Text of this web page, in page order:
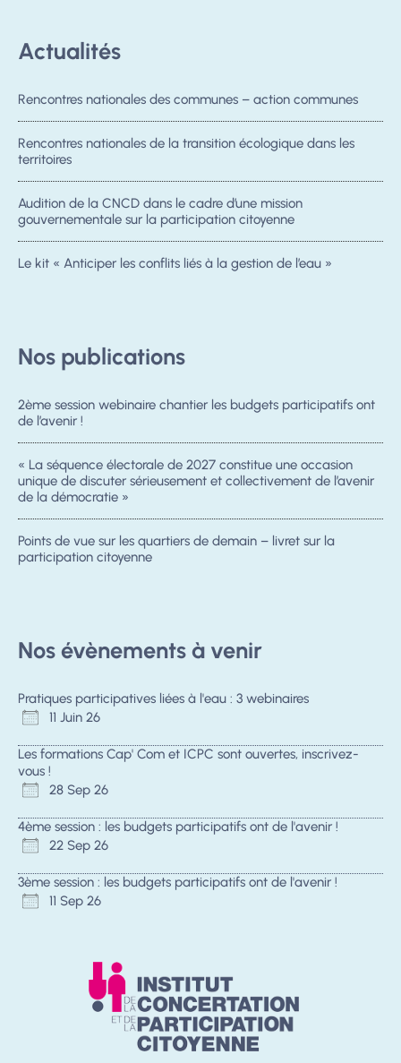
Actualités
Rencontres nationales des communes – action communes
Rencontres nationales de la transition écologique dans les
territoires
Audition de la CNCD dans le cadre d’une mission
gouvernementale sur la participation citoyenne
Le kit « Anticiper les conflits liés à la gestion de l’eau »
Nos publications
2ème session webinaire chantier les budgets participatifs ont
de l’avenir !
« La séquence électorale de 2027 constitue une occasion
unique de discuter sérieusement et collectivement de l’avenir
de la démocratie »
Points de vue sur les quartiers de demain – livret sur la
participation citoyenne
Nos évènements à venir
Pratiques participatives liées à l'eau : 3 webinaires
11 Juin 26
Les formations Cap' Com et ICPC sont ouvertes, inscrivez-
vous !
28 Sep 26
4ème session : les budgets participatifs ont de l'avenir !
22 Sep 26
3ème session : les budgets participatifs ont de l'avenir !
11 Sep 26